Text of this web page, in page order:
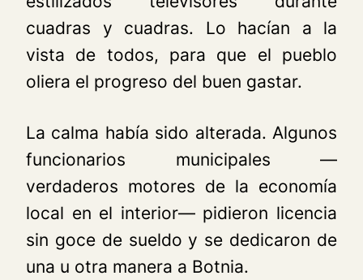
cuadras y cuadras. Lo hacían a la
vista de todos, para que el pueblo
oliera el progreso del buen gastar.
La calma había sido alterada. Algunos
funcionarios municipales —
verdaderos motores de la economía
local en el interior— pidieron licencia
sin goce de sueldo y se dedicaron de
una u otra manera a Botnia.